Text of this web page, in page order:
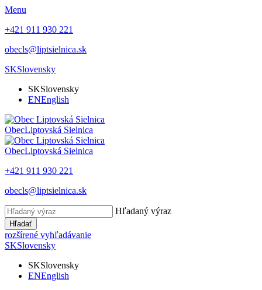
Menu
+421 911 930 221
obecls@liptsielnica.sk
SKSlovensky
SKSlovensky
ENEnglish
ObecLiptovská Sielnica
ObecLiptovská Sielnica
+421 911 930 221
obecls@liptsielnica.sk
Hľadaný výraz
Hľadať
rozšírené vyhľadávanie
SKSlovensky
SKSlovensky
ENEnglish